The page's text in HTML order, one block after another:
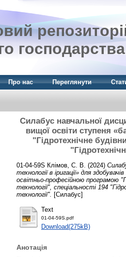
Про нас Переглянути
Силабус навчальної
вищої освіти ступеня
"Гідротехнічне
01-04-59S Клімов, С. В. (2024)
технології в іригації» для
освітньо-професійною програмою
технології", спеціальності 194
технології".
[Силабус]
Text
01-04-59S.pdf
Download(275kB)
Анотація